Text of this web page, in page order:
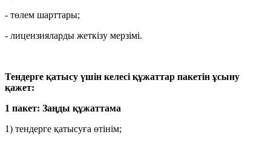
- төлем шарттары;
- лицензияларды жеткізу мерзімі.
Тендерге қатысу үшін келесі құжаттар пакетін ұсыну
қажет:
1 пакет: Заңды құжаттама
1) тендерге қатысуға өтінім;